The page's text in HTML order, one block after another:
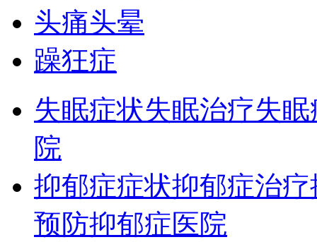
头痛头晕
躁狂症
失眠症状失眠治疗失
院
抑郁症症状抑郁症治疗
预防抑郁症医院